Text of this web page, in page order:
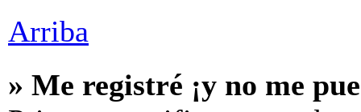
Arriba
» Me registré ¡y no me